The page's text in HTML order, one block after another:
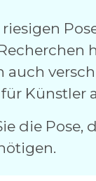
auch
Künstler
die Pose,